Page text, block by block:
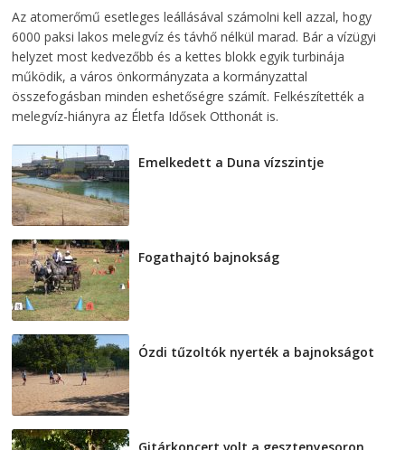
Az atomerőmű esetleges leállásával számolni kell azzal, hogy
6000 paksi lakos melegvíz és távhő nélkül marad. Bár a vízügyi
helyzet most kedvezőbb és a kettes blokk egyik turbinája
működik, a város önkormányzata a kormányzattal
összefogásban minden eshetőségre számít. Felkészítették a
melegvíz-hiányra az Életfa Idősek Otthonát is.
Emelkedett a Duna vízszintje
Fogathajtó bajnokság
Ózdi tűzoltók nyerték a bajnokságot